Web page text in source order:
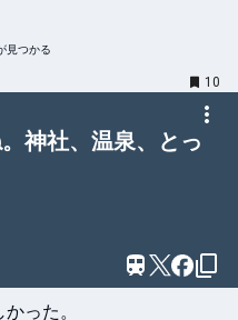
見つかる
10
神社、温泉、とっ
った。